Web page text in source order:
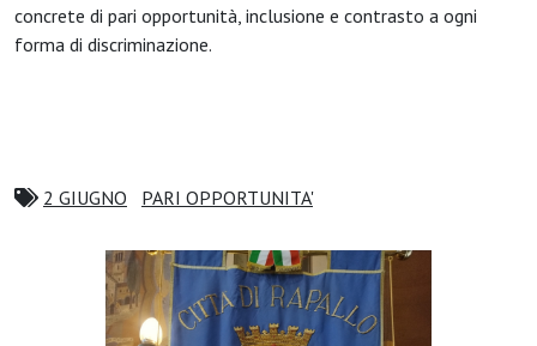
concrete di pari opportunità, inclusione e contrasto a ogni
forma di discriminazione.
2 GIUGNO PARI OPPORTUNITA'